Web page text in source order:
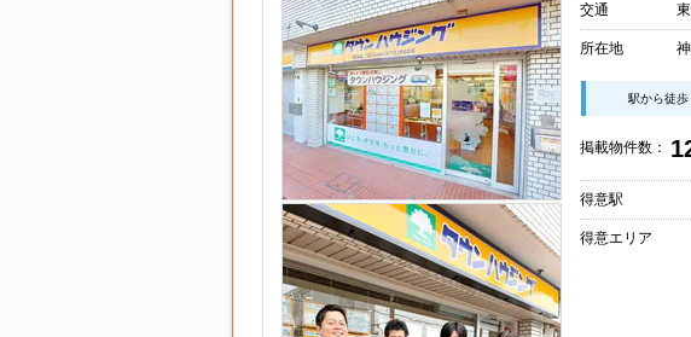
交通
所在地
駅から徒歩
掲載物件数：
得意駅
得意エリア